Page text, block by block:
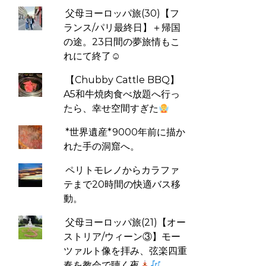
父母ヨーロッパ旅(30)【フ
ランス/パリ最終日】＋帰国
の途。23日間の夢旅情もこ
れにて終了☺
【Chubby Cattle BBQ】
A5和牛焼肉食べ放題へ行っ
たら、幸せ空間すぎた
*世界遺産*9000年前に描か
れた手の洞窟へ。
ペリトモレノからカラファ
テまで20時間の快適バス移
動。
父母ヨーロッパ旅(21)【オー
ストリア/ウィーン③】モー
ツァルト像を拝み、弦楽四重